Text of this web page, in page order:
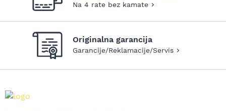
Na 4 rate bez kamate
Originalna garancija
Garancije/Reklamacije/Servis